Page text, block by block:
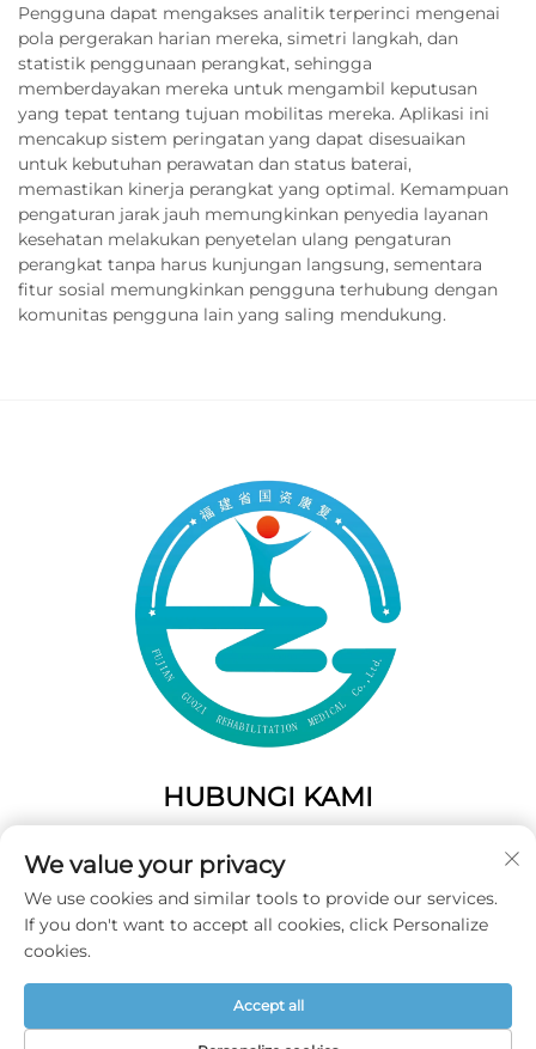
Pengguna dapat mengakses analitik terperinci mengenai
pola pergerakan harian mereka, simetri langkah, dan
statistik penggunaan perangkat, sehingga
memberdayakan mereka untuk mengambil keputusan
yang tepat tentang tujuan mobilitas mereka. Aplikasi ini
mencakup sistem peringatan yang dapat disesuaikan
untuk kebutuhan perawatan dan status baterai,
memastikan kinerja perangkat yang optimal. Kemampuan
pengaturan jarak jauh memungkinkan penyedia layanan
kesehatan melakukan penyetelan ulang pengaturan
perangkat tanpa harus kunjungan langsung, sementara
fitur sosial memungkinkan pengguna terhubung dengan
komunitas pengguna lain yang saling mendukung.
HUBUNGI KAMI
Tiongkok
Telp:+86-19859128239
E-Mail:
Semua Hak Dilindungi Undang-undang -
We value your privacy
We use cookies and similar tools to provide our services.
If you don't want to accept all cookies, click Personalize
cookies.
Accept all